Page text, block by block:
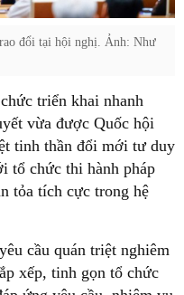
đổi tại hội nghị. Ảnh: Như
triển khai nhanh
vừa được Quốc hội
tinh thần đổi mới tư duy
tổ chức thi hành pháp
tỏa tích cực trong hệ
cầu quán triệt nghiêm
xếp, tinh gọn tổ chức